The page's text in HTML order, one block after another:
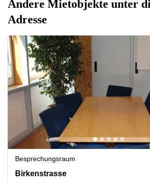
Andere Mietobjekte unter
Adresse
Besprechungsraum
Birkenstrasse 2, Salzburg
Birkenstrasse